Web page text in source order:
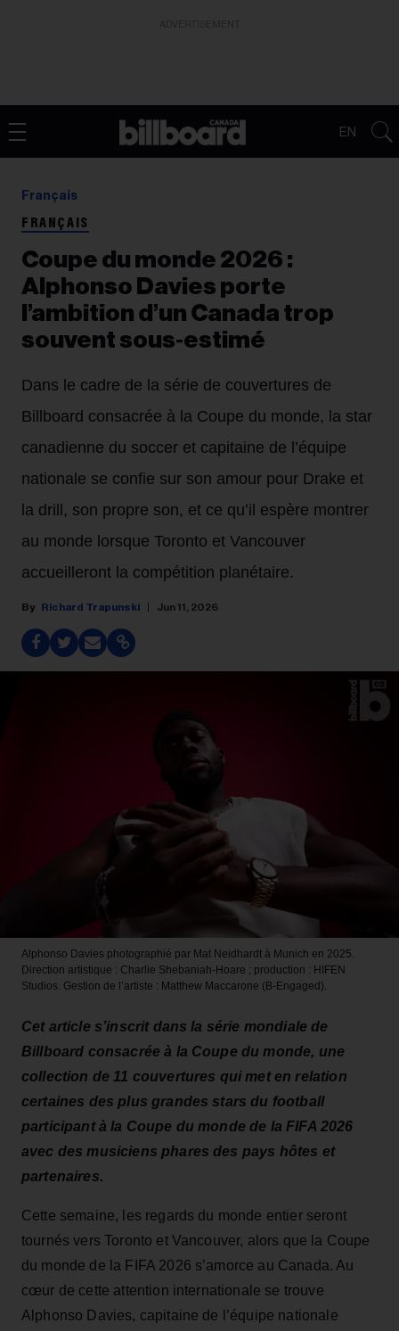
EN
Français
FRANÇAIS
Coupe du monde 2026 :
Alphonso Davies porte
l’ambition d’un Canada trop
souvent sous‑estimé
Dans le cadre de la série de couvertures de
Billboard consacrée à la Coupe du monde, la star
canadienne du soccer et capitaine de l’équipe
nationale se confie sur son amour pour Drake et
la drill, son propre son, et ce qu’il espère montrer
au monde lorsque Toronto et Vancouver
accueilleront la compétition planétaire.
Richard Trapunski Jun 11, 2026
Alphonso Davies photographié par Mat Neidhardt à Munich en 2025.
Direction artistique : Charlie Shebaniah-Hoare ; production : HIFEN
Studios. Gestion de l’artiste : Matthew Maccarone (B-Engaged).
Cet article s’inscrit dans la série mondiale de
Billboard consacrée à la Coupe du monde, une
collection de 11 couvertures qui met en relation
certaines des plus grandes stars du football
participant à la Coupe du monde de la FIFA 2026
avec des musiciens phares des pays hôtes et
partenaires.
Cette semaine, les regards du monde entier seront
tournés vers Toronto et Vancouver, alors que la Coupe
du monde de la FIFA 2026 s’amorce au Canada. Au
cœur de cette attention internationale se trouve
Alphonso Davies, capitaine de l’équipe nationale